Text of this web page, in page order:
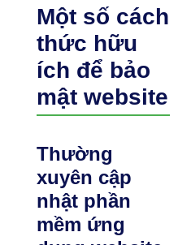
Một số cách
thức hữu
ích để bảo
mật website
Thường
xuyên cập
nhật phần
mềm ứng